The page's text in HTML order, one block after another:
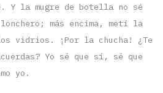
Y la mugre de botella no sé
más encima, metí la
vidrios. ¡Por la chucha! ¿Te
Yo sé que sí, sé que
yo.